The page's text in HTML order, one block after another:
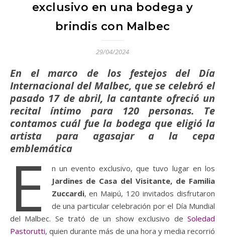
exclusivo en una bodega y
brindis con Malbec
29/04/2024
En el marco de los festejos del Día
Internacional del Malbec, que se celebró el
pasado 17 de abril, la cantante ofreció un
recital íntimo para 120 personas. Te
contamos cuál fue la bodega que eligió la
artista para agasajar a la cepa
emblemática
E
n un evento exclusivo, que tuvo lugar en los
Jardines de Casa del Visitante, de Familia
Zuccardi, en Maipú, 120 invitados disfrutaron
de una particular celebración por el Día Mundial
del Malbec. Se trató de un show exclusivo de Soledad
Pastorutti, quien durante más de una hora y media recorrió